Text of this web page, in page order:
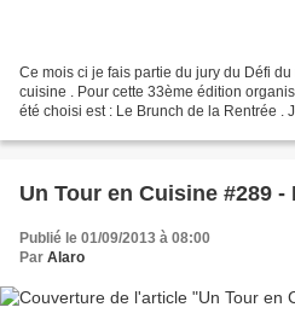
Ce mois ci je fais partie du jury du Défi
cuisine . Pour cette 33ème édition
été choisi est : Le Brunch de la Rentrée .
Un Tour en Cuisine #289
Publié le 01/09/2013 à 08:00
Par Alaro